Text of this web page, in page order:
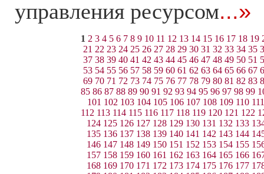
управления ресурсом...»
1 2 3 4 5 6 7 8 9 10 11 12 13 14 15 16 17 18 19
21 22 23 24 25 26 27 28 29 30 31 32 33 34 35
37 38 39 40 41 42 43 44 45 46 47 48 49 50 51
53 54 55 56 57 58 59 60 61 62 63 64 65 66 67
69 70 71 72 73 74 75 76 77 78 79 80 81 82 83
85 86 87 88 89 90 91 92 93 94 95 96 97 98 99
101 102 103 104 105 106 107 108 109 110 111
112 113 114 115 116 117 118 119 120 121 122
124 125 126 127 128 129 130 131 132 133
135 136 137 138 139 140 141 142 143 144
146 147 148 149 150 151 152 153 154 155
157 158 159 160 161 162 163 164 165 166
168 169 170 171 172 173 174 175 176 177